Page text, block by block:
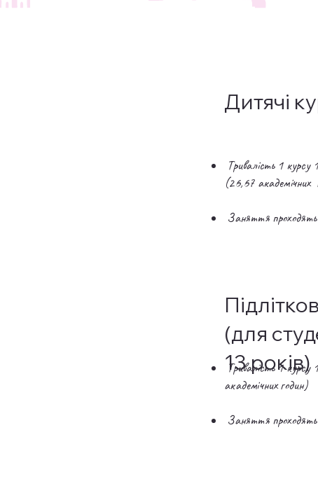
Дитячі
Тривалість 1
(26,67 академічних
Заняття проходять
(для
13 років)
Тривалість 1
академічних годин)
Заняття проходять